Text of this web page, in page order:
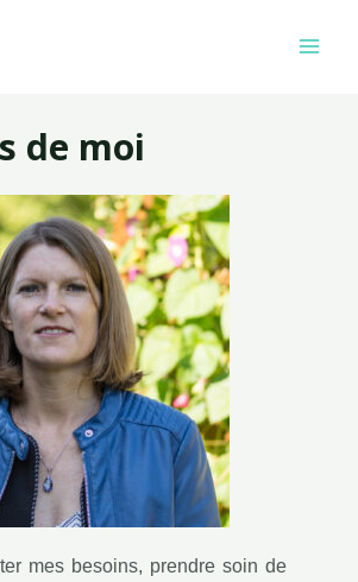
de moi
mes besoins, prendre soin de